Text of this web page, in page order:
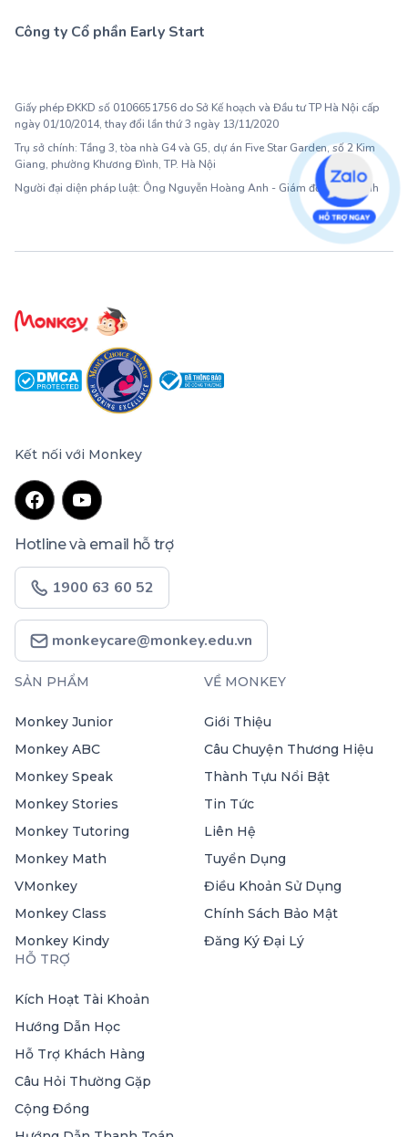
Công ty Cổ phần Early Start
Giấy phép ĐKKD số 0106651756 do Sở Kế hoạch và Đầu tư TP Hà Nội cấp
ngày 01/10/2014, thay đổi lần thứ 3 ngày 13/11/2020
Trụ sở chính: Tầng 3, tòa nhà G4 và G5, dự án Five Star Garden, số 2 Kim
Giang, phường Khương Đình, TP. Hà Nội
Người đại diện pháp luật: Ông Nguyễn Hoàng Anh - Giám đốc điều hành
Kết nối với Monkey
Hotline và email hỗ trợ
1900 63 60 52
monkeycare@monkey.edu.vn
SẢN PHẨM
Monkey Junior
Monkey ABC
Monkey Speak
Monkey Stories
Monkey Tutoring
Monkey Math
VMonkey
Monkey Class
Monkey Kindy
VỀ MONKEY
Giới Thiệu
Câu Chuyện Thương Hiệu
Thành Tựu Nổi Bật
Tin Tức
Liên Hệ
Tuyển Dụng
Điều Khoản Sử Dụng
Chính Sách Bảo Mật
Đăng Ký Đại Lý
HỖ TRỢ
Kích Hoạt Tài Khoản
Hướng Dẫn Học
Hỗ Trợ Khách Hàng
Câu Hỏi Thường Gặp
Cộng Đồng